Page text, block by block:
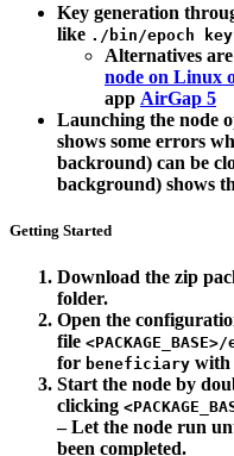
Key generation
like ./bin/epoch
Alternatives
node on Linux
app AirGap 5
Launching the node
shows some errors
backround) can be
background) shows
Getting Started
Download the zip
folder.
Open the
file
for beneficiary with
Start the node by
clicking
– Let the node run
been completed.